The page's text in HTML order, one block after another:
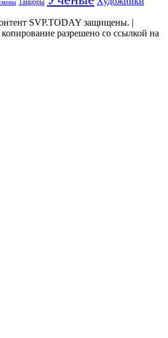
SVP.TODAY защищены. |
разрешено со ссылкой на